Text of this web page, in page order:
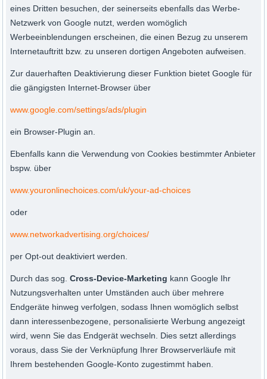
eines Dritten besuchen, der seinerseits ebenfalls das Werbe-
Netzwerk von Google nutzt, werden womöglich
Werbeeinblendungen erscheinen, die einen Bezug zu unserem
Internetauftritt bzw. zu unseren dortigen Angeboten aufweisen.
Zur dauerhaften Deaktivierung dieser Funktion bietet Google für
die gängigsten Internet-Browser über
www.google.com/settings/ads/plugin
ein Browser-Plugin an.
Ebenfalls kann die Verwendung von Cookies bestimmter Anbieter
bspw. über
www.youronlinechoices.com/uk/your-ad-choices
oder
www.networkadvertising.org/choices/
per Opt-out deaktiviert werden.
Durch das sog.Cross-Device-Marketing kann Google Ihr
Nutzungsverhalten unter Umständen auch über mehrere
Endgeräte hinweg verfolgen, sodass Ihnen womöglich selbst
dann interessenbezogene, personalisierte Werbung angezeigt
wird, wenn Sie das Endgerät wechseln. Dies setzt allerdings
voraus, dass Sie der Verknüpfung Ihrer Browserverläufe mit
Ihrem bestehenden Google-Konto zugestimmt haben.